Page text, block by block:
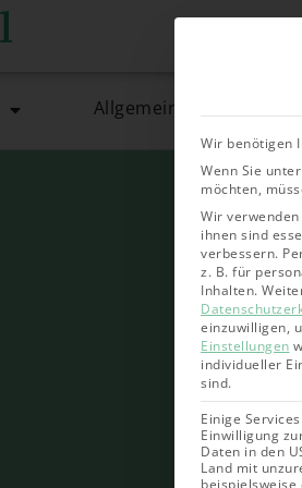
Allgemein
Wir benötigen
Wenn Sie
möchten,
Wir
ihnen sind
verbessern.
z. B. für
Inhalten.
einzuwilligen,
Einstellungen
individueller
sind.
Einige
Einwilligung
Daten in den
Land mit
beispielsweise